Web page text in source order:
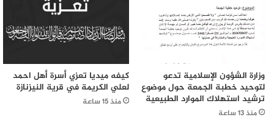
وزارة الشؤون الإسلامية تدعو
لتوحيد خطبة الجمعة حول موضوع
ترشيد استهلاك الموارد الطبيعية
منذ 13 ساعة
كيفه ميديا تعزي أسرة أهل احمد
لعلي الكريمة في قرية النيزنازة
منذ 15 ساعة